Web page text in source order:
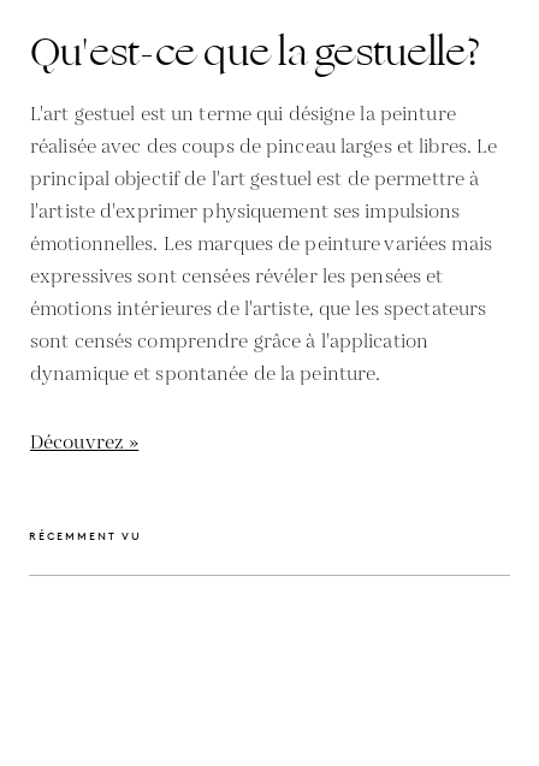
Qu'est-ce que la gestuelle?
L'art gestuel est un terme qui désigne la peinture
réalisée avec des coups de pinceau larges et libres. Le
principal objectif de l'art gestuel est de permettre à
l'artiste d'exprimer physiquement ses impulsions
émotionnelles. Les marques de peinture variées mais
expressives sont censées révéler les pensées et
émotions intérieures de l'artiste, que les spectateurs
sont censés comprendre grâce à l'application
dynamique et spontanée de la peinture.
Découvrez »
RÉCEMMENT VU